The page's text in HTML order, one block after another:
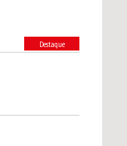
Destaque